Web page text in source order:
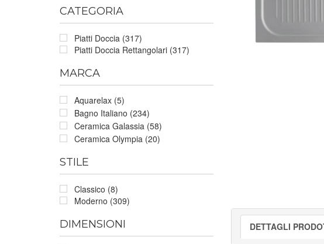
CATEGORIA
Piatti Doccia (317)
Piatti Doccia Rettangolari (317)
MARCA
Aquarelax (5)
Bagno Italiano (234)
Ceramica Galassia (58)
Ceramica Olympia (20)
STILE
Classico (8)
Moderno (309)
DIMENSIONI DETTAGLI